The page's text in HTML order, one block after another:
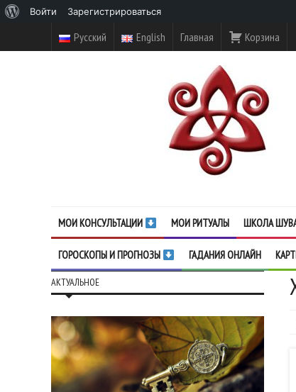
Русский English Главная Корзина
МОИ КОНСУЛЬТАЦИИ МОИ РИТУАЛЫ ШКОЛА
ГОРОСКОПЫ И ПРОГНОЗЫ ГАДАНИЯ ОНЛАЙН
АКТУАЛЬНОЕ
WordPress
Войти Зарегистрироваться